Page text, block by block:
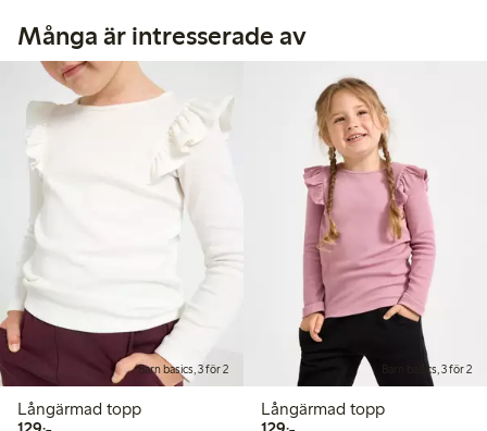
Många är intresserade av
Barn basics, 3 för 2
Långärmad topp
Barn basics, 3 för 2
Långärmad topp